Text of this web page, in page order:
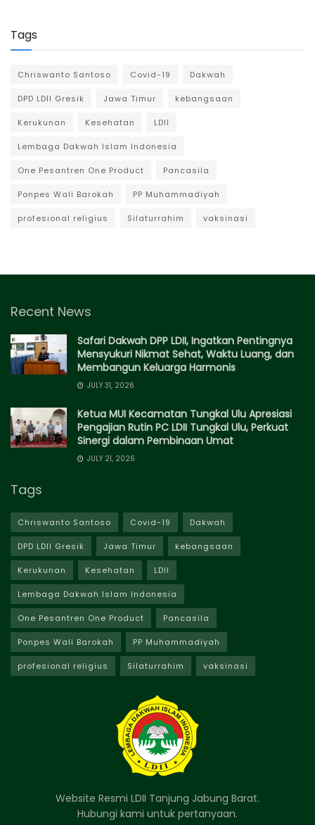
Tags
Chriswanto Santoso Covid-19 Dakwah
DPD LDII Gresik Jawa Timur kebangsaan
Kerukunan Kesehatan LDII
Lembaga Dakwah Islam Indonesia
One Pesantren One Product Pancasila
Ponpes Wali Barokah PP Muhammadiyah
profesional religius Silaturrahim vaksinasi
Recent News
Safari Dakwah DPP LDII, Ingatkan Pentingnya
Mensyukuri Nikmat Sehat, Waktu Luang, dan
Membangun Keluarga Harmonis
JULY 31, 2026
Ketua MUI Kecamatan Tungkal Ulu Apresiasi
Pengajian Rutin PC LDII Tungkal Ulu, Perkuat
Sinergi dalam Pembinaan Umat
JULY 21, 2026
Tags
Chriswanto Santoso Covid-19 Dakwah
DPD LDII Gresik Jawa Timur kebangsaan
Kerukunan Kesehatan LDII
Lembaga Dakwah Islam Indonesia
One Pesantren One Product Pancasila
Ponpes Wali Barokah PP Muhammadiyah
profesional religius Silaturrahim vaksinasi
Website Resmi LDII Tanjung Jabung Barat.
Hubungi kami untuk pertanyaan.